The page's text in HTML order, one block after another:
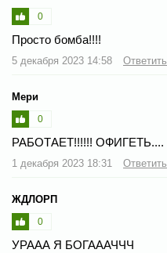
0
Просто бомба!!!!
5 декабря 2023 14:58 Ответить
Мери
0
РАБОТАЕТ!!!!!! ОФИГЕТЬ....
1 декабря 2023 18:31 Ответить
ЖДЛОРП
0
УРААА Я БОГАААЧЧЧ